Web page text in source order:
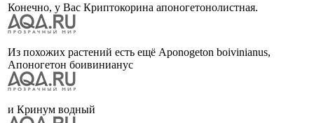
Конечно, у Вас Криптокорина апоногетонолистная.
Из похожих растений есть ещё Aponogeton boivinianus,
Апоногетон боивинианус
и Кринум водный